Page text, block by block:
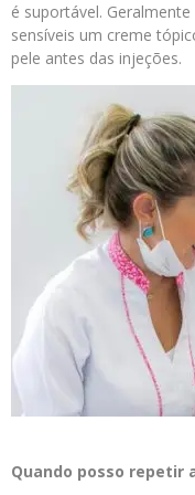
é suportável.
sensíveis um creme
pele antes das injeções.
Quando posso repetir